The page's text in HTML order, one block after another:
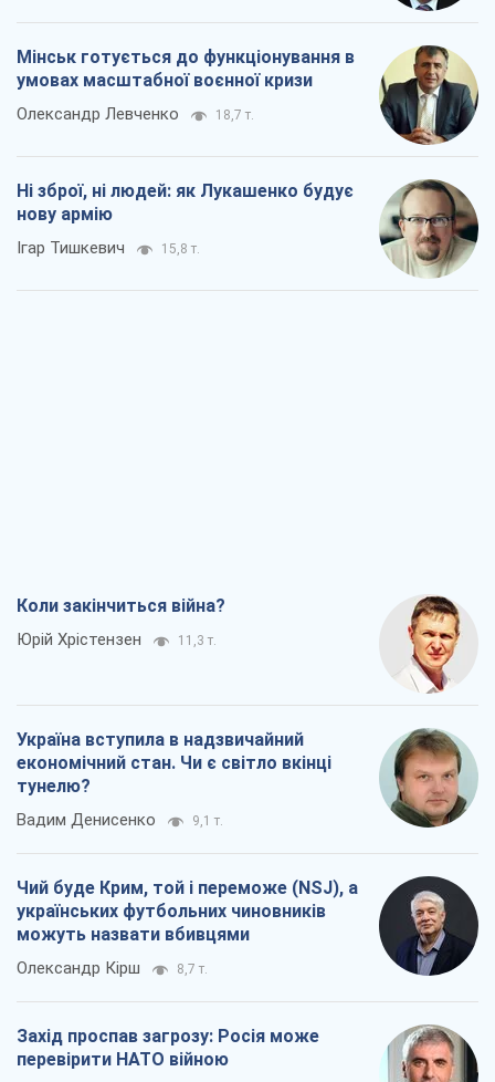
Мінськ готується до функціонування в
умовах масштабної воєнної кризи
Олександр Левченко 18,7 т.
Ні зброї, ні людей: як Лукашенко будує
нову армію
Ігар Тишкевич 15,8 т.
Коли закінчиться війна?
Юрій Хрістензен 11,3 т.
Україна вступила в надзвичайний
економічний стан. Чи є світло вкінці
тунелю?
Вадим Денисенко 9,1 т.
Чий буде Крим, той і переможе (NSJ), а
українських футбольних чиновників
можуть назвати вбивцями
Олександр Кірш 8,7 т.
Захід проспав загрозу: Росія може
перевірити НАТО війною